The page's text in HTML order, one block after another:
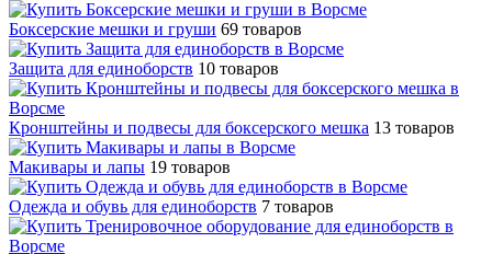
Боксерские мешки и груши 69 товаров
Защита для единоборств 10 товаров
Кронштейны и подвесы для боксерского мешка 13 товаров
Макивары и лапы 19 товаров
Одежда и обувь для единоборств 7 товаров